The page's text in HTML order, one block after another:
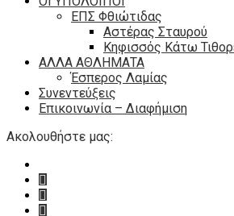
ΕΠΣ Φθιώτιδας
Αστέρας Σταυρού
Κηφισσός Κάτω
ΑΛΛΑ ΑΘΛΗΜΑΤΑ
Έσπερος Λαμίας
Συνεντεύξεις
Επικοινωνία – Διαφήμιση
Ακολουθήστε μας: